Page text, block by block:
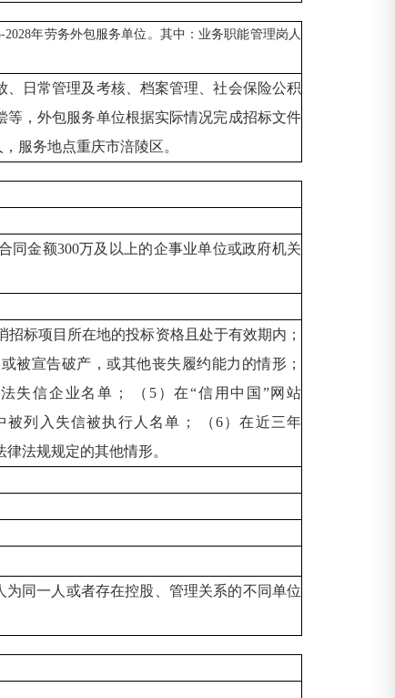
年劳务外包服务单位。其中：业务职能管理岗人
日常管理及考核、档案管理、社会保险公积
，外包服务单位根据实际情况完成招标文件
服务地点重庆市涪陵区。
同金额300万及以上的企事业单位或政府机关
招标项目所在地的投标资格且处于有效期内；
被宣告破产，或其他丧失履约能力的情形；
失信企业名单； （5）在“信用中国”网站
中被列入失信被执行人名单； （6）在近三年
法规规定的其他情形。
同一人或者存在控股、管理关系的不同单位